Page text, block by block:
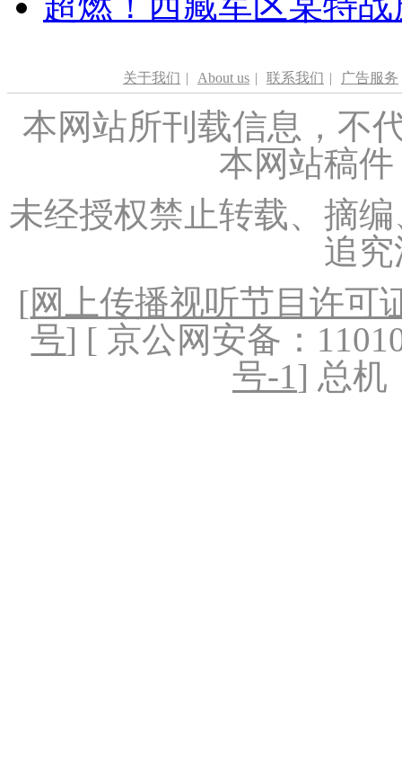
关于我们 | About us | 联系我们 | 广告服务
本网站所刊载信息，不
本网站稿
未经授权禁止转载、摘
追
[网上传播视听节目许可
号] [ 京公网安备：
号-1] 总机